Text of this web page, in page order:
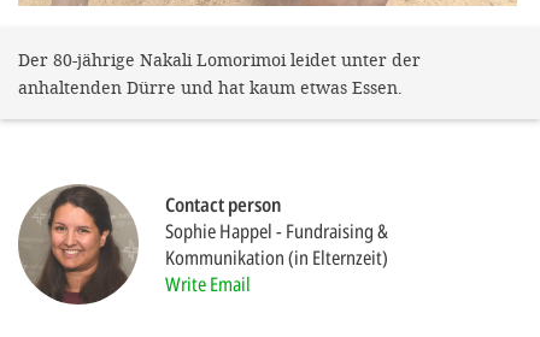
Der 80-jährige Nakali Lomorimoi leidet unter der
anhaltenden Dürre und hat kaum etwas Essen.
Contact person
Sophie Happel Fundraising &
Kommunikation (in Elternzeit)
Write Email